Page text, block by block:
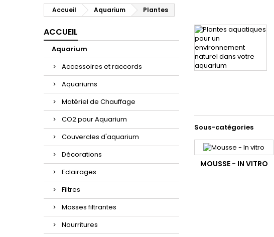
Accueil Aquarium Plantes
ACCUEIL
Aquarium
Accessoires et raccords
Aquariums
Matériel de Chauffage
CO2 pour Aquarium
Couvercles d'aquarium
Décorations
Eclairages
Filtres
Masses filtrantes
Nourritures
Sous-catégories
MOUSSE - IN VITRO